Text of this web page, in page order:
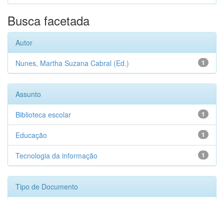
Busca facetada
Autor
1
Nunes, Martha Suzana Cabral (Ed.)
Assunto
1
Biblioteca escolar
1
Educação
1
Tecnologia da informação
Tipo de Documento